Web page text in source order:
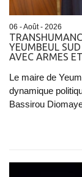
06 - Août - 2026
YEUMBEUL
AVEC ARMES
Le maire de
dynamique
Bassirou